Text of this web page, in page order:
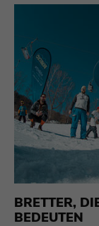
BRETTER,
BEDEUTEN